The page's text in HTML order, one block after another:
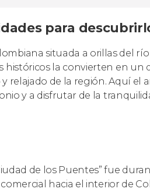
para
situada a orillas del
históricos la convierten en un
relajado de la región. Aquí el
y a disfrutar de la
de los Puentes” fue
hacia el interior de